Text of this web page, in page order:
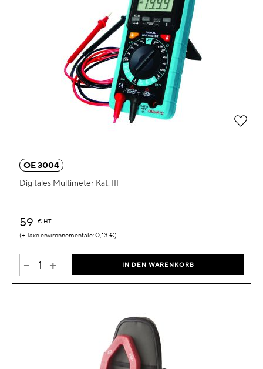
OE 3004
Digitales Multimeter Kat. III
59 € HT
0,13 €
- + IN DEN WARENKORB
Zur